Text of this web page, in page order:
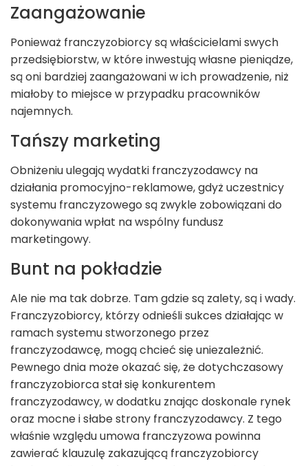
Zaangażowanie
Ponieważ franczyzobiorcy są właścicielami swych
przedsiębiorstw, w które inwestują własne pieniądze,
są oni bardziej zaangażowani w ich prowadzenie, niż
miałoby to miejsce w przypadku pracowników
najemnych.
Tańszy marketing
Obniżeniu ulegają wydatki franczyzodawcy na
działania promocyjno-reklamowe, gdyż uczestnicy
systemu franczyzowego są zwykle zobowiązani do
dokonywania wpłat na wspólny fundusz
marketingowy.
Bunt na pokładzie
Ale nie ma tak dobrze. Tam gdzie są zalety, są i wady.
Franczyzobiorcy, którzy odnieśli sukces działając w
ramach systemu stworzonego przez
franczyzodawcę, mogą chcieć się uniezależnić.
Pewnego dnia może okazać się, że dotychczasowy
franczyzobiorca stał się konkurentem
franczyzodawcy, w dodatku znając doskonale rynek
oraz mocne i słabe strony franczyzodawcy. Z tego
właśnie względu umowa franczyzowa powinna
zawierać klauzulę zakazującą franczyzobiorcy